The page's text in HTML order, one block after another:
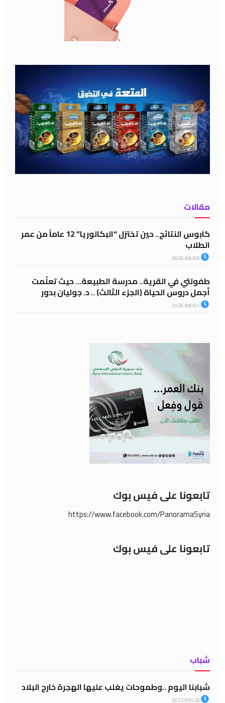
مقالات
كابوس النتائج.. حين تختزل “البكالوريا” 12 عاماً من عمر
الطلاب
طفولتي في القرية.. مدرسة الطبيعة… حيث تعلّمت
أجمل دروس الحياة (الجزء الثالث) .. د. جوليان بدور
تابعونا على فيس بوك
https://www.facebook.com/PanoramaSyria
تابعونا على فيس بوك
شباب
شبابنا اليوم ..وطموحات يغلب عليها الهجرة خارج البلاد